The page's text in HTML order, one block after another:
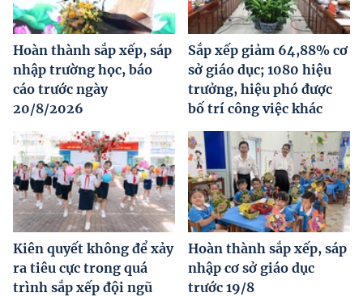
Hoàn thành sắp xếp, sáp
nhập trường học, báo
cáo trước ngày
20/8/2026
Sắp xếp giảm 64,88% cơ
sở giáo dục; 1080 hiệu
trưởng, hiệu phó được
bố trí công việc khác
Kiên quyết không để xảy
ra tiêu cực trong quá
trình sắp xếp đội ngũ
Hoàn thành sắp xếp, sáp
nhập cơ sở giáo dục
trước 19/8